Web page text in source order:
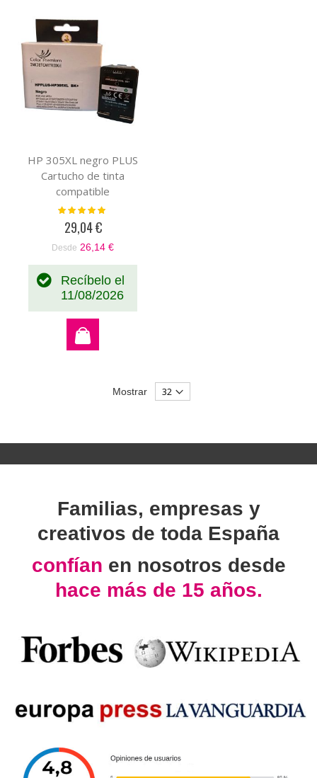
HP 305XL negro PLUS
Cartucho de tinta
compatible
Valoración:
29,04 €
Desde 26,14 €
Recíbelo el
11/08/2026
Mostrar
Familias, empresas y
creativos de toda España
confían en nosotros desde
hace más de 15 años.